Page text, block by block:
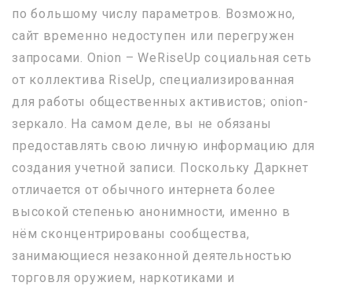
по большому числу параметров. Возможно,
сайт временно недоступен или перегружен
запросами. Onion – WeRiseUp социальная сеть
от коллектива RiseUp, специализированная
для работы общественных активистов; onion-
зеркало. На самом деле, вы не обязаны
предоставлять свою личную информацию для
создания учетной записи. Поскольку Даркнет
отличается от обычного интернета более
высокой степенью анонимности, именно в
нём сконцентрированы сообщества,
занимающиеся незаконной деятельностью
торговля оружием, наркотиками и